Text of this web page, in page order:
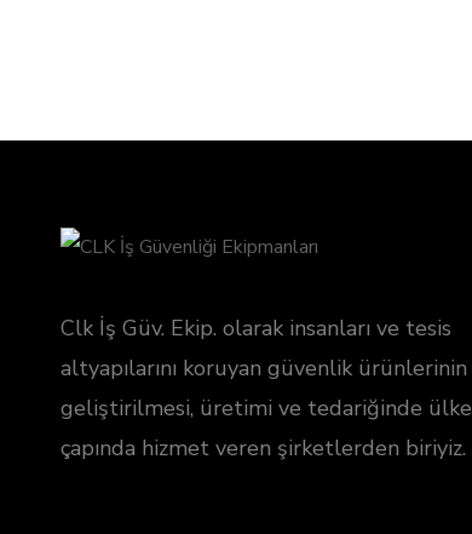
Clk İş Güv. Ekip. olarak insanları ve tesis
altyapılarını koruyan güvenlik ürünlerinin
geliştirilmesi, üretimi ve tedariğinde ülke
çapında hizmet veren şirketlerden biriyiz.